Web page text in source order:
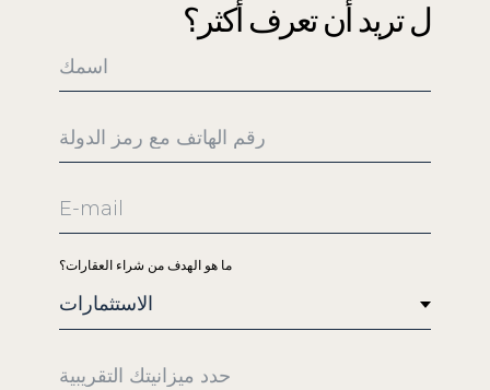
ل تريد أن تعرف أكثر؟
اسمك
رقم الهاتف مع رمز الدولة
E-mail
ما هو الهدف من شراء العقارات؟
حدد ميزانيتك التقريبية